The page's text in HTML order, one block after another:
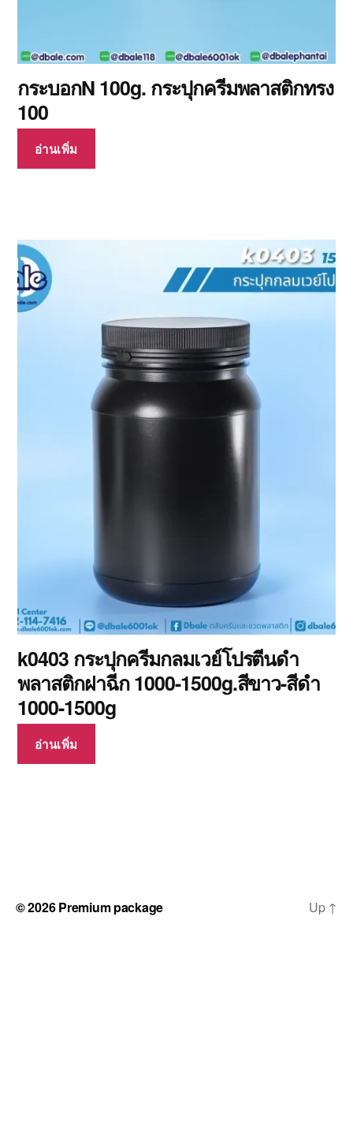
กระบอกN 100g. กระปุกครีมพลาสติกทรง
100
อ่านเพิ่ม
k0403 กระปุกครีมกลมเวย์โปรตีนดำ
พลาสติกฝาฉีก 1000-1500g.สีขาว-สีดำ
1000-1500g
อ่านเพิ่ม
© 2026Premium package Up ↑